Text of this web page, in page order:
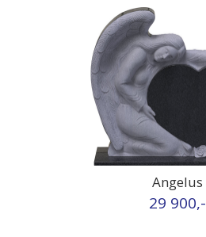
Angelus
29 900,-